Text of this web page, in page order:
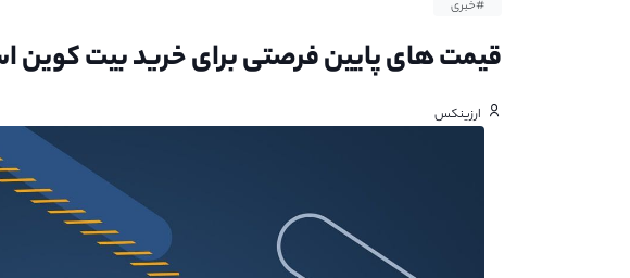
#خبری
قیمت های پایین فرصتی برای خرید بیت کوین
ارزینکس